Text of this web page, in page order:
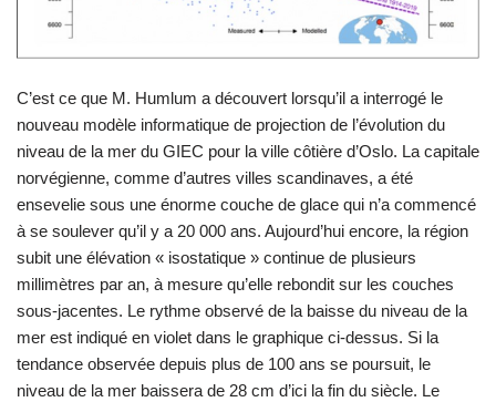
C’est ce que M. Humlum a découvert lorsqu’il a interrogé le
nouveau modèle informatique de projection de l’évolution du
niveau de la mer du GIEC pour la ville côtière d’Oslo. La capitale
norvégienne, comme d’autres villes scandinaves, a été
ensevelie sous une énorme couche de glace qui n’a commencé
à se soulever qu’il y a 20 000 ans. Aujourd’hui encore, la région
subit une élévation « isostatique » continue de plusieurs
millimètres par an, à mesure qu’elle rebondit sur les couches
sous-jacentes. Le rythme observé de la baisse du niveau de la
mer est indiqué en violet dans le graphique ci-dessus. Si la
tendance observée depuis plus de 100 ans se poursuit, le
niveau de la mer baissera de 28 cm d’ici la fin du siècle. Le